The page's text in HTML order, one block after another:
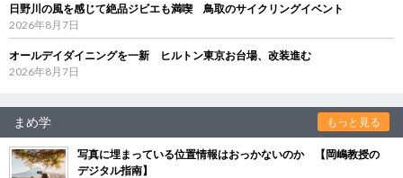
日野川の風を感じて絶品ジビエも満喫 鳥取のサイクリングイベント
2026年8月7日
オールデイダイニングを一新 ヒルトン東京お台場、改装進む
2026年8月7日
まめ学 もっと見る
写真に埋まっている位置情報はおっかないのか 【岡嶋教授の
デジタル指南】